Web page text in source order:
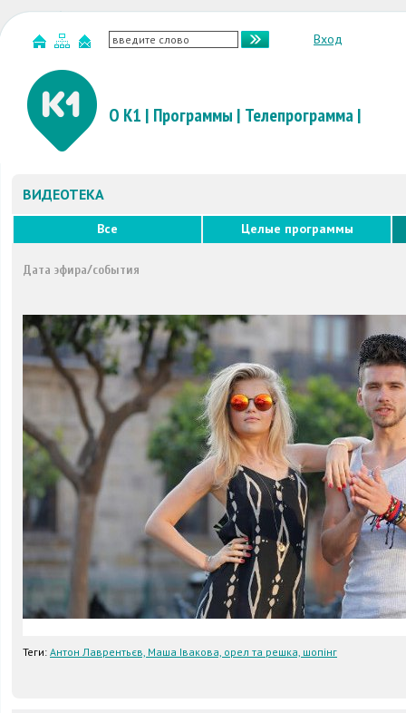
Вход
О К1 | Программы | Телепрограмма|
ВИДЕОТЕКА
Все Целые программы
Дата эфира/события
Теги: Антон Лаврентьєв, Маша Івакова, орел та решка, шопінг